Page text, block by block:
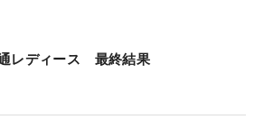
のプレーというか、連続3パット
かったと思います」。それで
れようと思ってもなかなか入ら
レディース 最終結果